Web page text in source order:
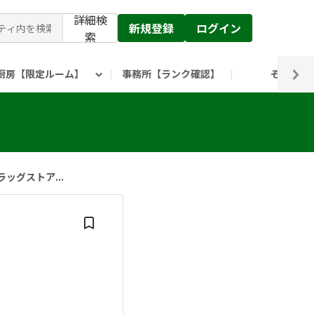
詳細検
索
新規登録 ログイン
房【限定ルーム】 事務所【ランク確認】 その他
クルスホールディングスHP
ッグストア...